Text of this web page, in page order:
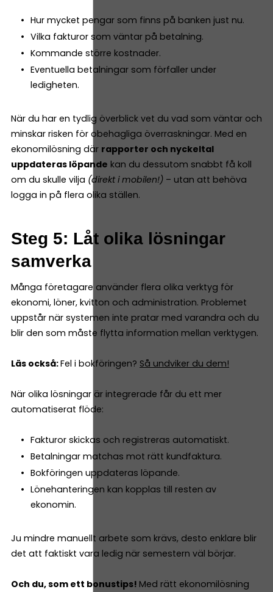
Hur mycket pengar som finns på banken just nu.
Vilka fakturor som väntar på betalning.
Kommande större kostnader.
Eventuella betalningar som förfaller under
ledigheten.
När du har en tydlig överblick vet du vad som väntar och
minskar risken för obehagliga överraskningar. Med en
ekonomilösning där rapporter och nyckeltal
uppdateras löpande kan du dessutom snabbt få koll
om du skulle vilja (direkt i mobilen!) – utan att behöva
logga in på flera olika ställen.
Steg 5: Låt olika lösningar
samverka
Många företagare använder flera olika verktyg för
ekonomi, löner, kvitton och administration. Problemet
uppstår när systemen inte pratar med varandra och du
blir den som måste flytta information mellan verktygen.
Läs också:Fel i bokföringen? Så undviker du dem!
När olika lösningar är integrerade får du ett mer
automatiserat flöde:
Fakturor skickas och registreras automatiskt.
Betalningar matchas mot rätt kundfaktura.
Bokföringen uppdateras löpande.
Lönehanteringen kan kopplas till resten av
ekonomin.
Ju mindre manuellt arbete som krävs, desto enklare blir
det att faktiskt vara ledig när semestern väl börjar.
Och du, som ett bonustips! Med rätt ekonomilösning